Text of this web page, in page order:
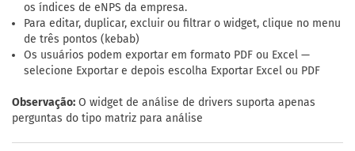
os índices de eNPS da empresa.
Para editar, duplicar, excluir ou filtrar o widget, clique no menu
de três pontos (kebab)
Os usuários podem exportar em formato PDF ou Excel —
selecione Exportar e depois escolha Exportar Excel ou PDF
Observação: O widget de análise de drivers suporta apenas
perguntas do tipo matriz para análise